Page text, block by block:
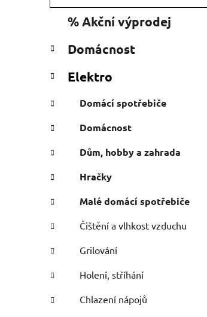
r
n
í
a
e
l
kategorie
e
o
i
% Akční výprodej
Domácnost
Elektro
Domácí spotřebiče
Domácnost
Dům, hobby a zahrada
Hračky
Malé domácí spotřebiče
Čištění a vlhkost vzduchu
Grilování
Holení, stříhání
Chlazení nápojů